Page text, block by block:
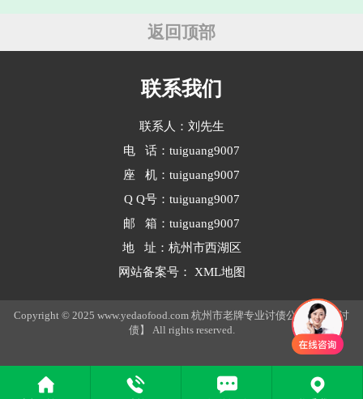
的儿子代为承担还款责任。因为保证
人所承担的是基于自身财产与信誉的
返回顶部
联系我们
联系人：刘先生
电 话：tuiguang9007
座 机：tuiguang9007
Q Q号：tuiguang9007
邮 箱：tuiguang9007
地 址：杭州市西湖区
网站备案号：
XML地图
Copyright © 2025 www.yedaofood.com 杭州市老牌专业讨债公司【岳翔讨
债】 All rights reserved.